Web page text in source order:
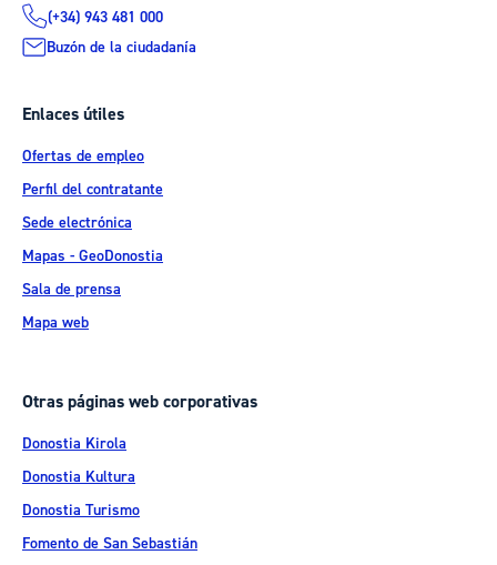
(+34) 943 481 000
Buzón de la ciudadanía
Enlaces útiles
Ofertas de empleo
Perfil del contratante
Sede electrónica
Mapas - GeoDonostia
Sala de prensa
Mapa web
Otras páginas web corporativas
Donostia Kirola
Donostia Kultura
Donostia Turismo
Fomento de San Sebastián